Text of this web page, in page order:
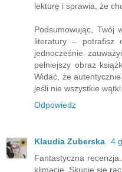
lekturę i sprawia, że
Podsumowując, Twój
literatury – potrafisz
jednocześnie
pełniejszy obraz
Widać, że
jeśli nie wszystkie
Odpowiedz
Klaudia Zuberska
4
Fantastyczna
klimacie. Skupię się